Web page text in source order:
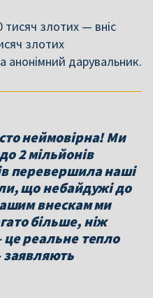
тисяч злотих — вніс
злотих
анонімний дарувальник.
неймовірна! Ми
2 мільйонів
перевершила наші
що небайдужі до
внескам ми
більше, ніж
реальне тепло
заявляють